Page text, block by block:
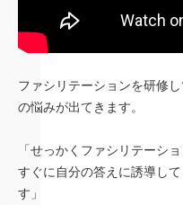
ファシリテーションを研修
の悩みが出てきます。
「せっかくファシリテーシ
すぐに自分の答えに誘導し
す」